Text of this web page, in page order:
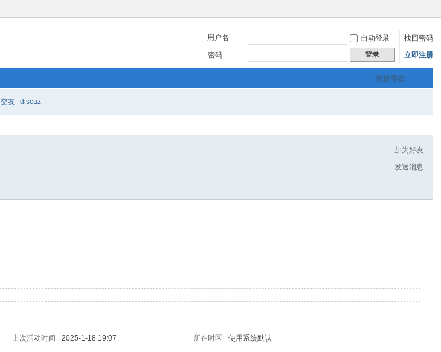
用户名 自动登录
找回密码
密码
登录 立即注册
快捷导航
交友 discuz
加为好友
发送消息
上次活动时间 2025-1-18 19:07 所在时区 使用系统默认